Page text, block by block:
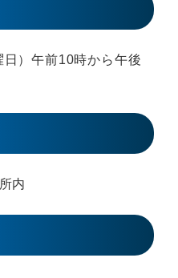
）午前10時から午後
内